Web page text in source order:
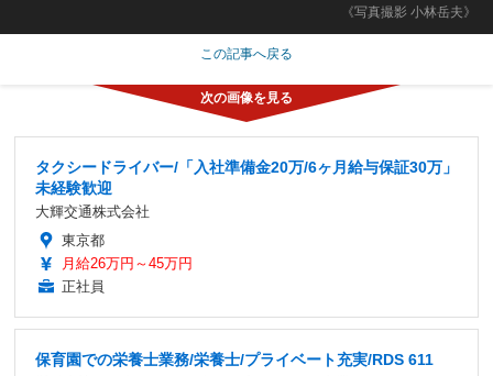
《写真撮影 小林岳夫》
この記事へ戻る
タクシードライバー/「入社準備金20万/6ヶ月給与保証30万」
未経験歓迎
大輝交通株式会社
東京都
月給26万円～45万円
正社員
保育園での栄養士業務/栄養士/プライベート充実/RDS 611